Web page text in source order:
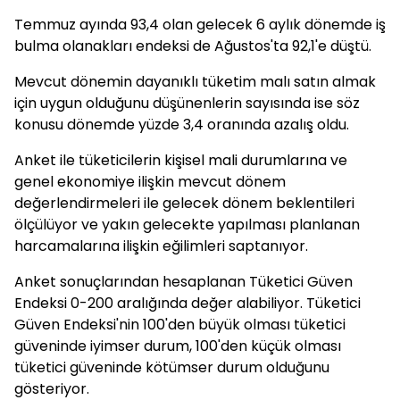
Temmuz ayında 93,4 olan gelecek 6 aylık dönemde iş
bulma olanakları endeksi de Ağustos'ta 92,1'e düştü.
Mevcut dönemin dayanıklı tüketim malı satın almak
için uygun olduğunu düşünenlerin sayısında ise söz
konusu dönemde yüzde 3,4 oranında azalış oldu.
Anket ile tüketicilerin kişisel mali durumlarına ve
genel ekonomiye ilişkin mevcut dönem
değerlendirmeleri ile gelecek dönem beklentileri
ölçülüyor ve yakın gelecekte yapılması planlanan
harcamalarına ilişkin eğilimleri saptanıyor.
Anket sonuçlarından hesaplanan Tüketici Güven
Endeksi 0-200 aralığında değer alabiliyor. Tüketici
Güven Endeksi'nin 100'den büyük olması tüketici
güveninde iyimser durum, 100'den küçük olması
tüketici güveninde kötümser durum olduğunu
gösteriyor.